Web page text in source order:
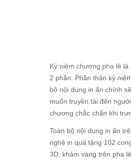
Kỷ niệm chương pha lê là
2 phần. Phần thân kỷ
bộ nội dung in ấn chính
muốn truyền tải đến
chương chắc chắn khi
Toàn bộ nội dung in ấn
nghệ in quà tặng 102
3D, khảm vàng trên pha lê.